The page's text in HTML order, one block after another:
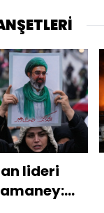
lideri